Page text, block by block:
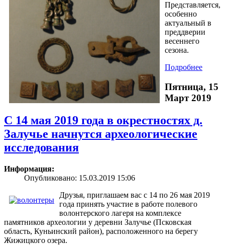
Представляется,
особенно
актуальный в
преддверии
весеннего
сезона.
Подробнее
Пятница, 15
Март 2019
С 14 мая 2019 года в окрестностях д.
Залучье начнутся археологические
исследования
Информация:
Опубликовано: 15.03.2019 15:06
Друзья, приглашаем вас с 14 по 26 мая 2019
года принять участие в работе полевого
волонтерского лагеря на комплексе
памятников археологии у деревни Залучье (Псковская
область, Куньинский район), расположенного на берегу
Жижицкого озера.